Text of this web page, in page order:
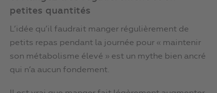
petites quantités
L’idée qu’il faudrait manger régulièrement de
petits repas pendant la journée pour « maintenir
son métabolisme élevé » est un mythe bien ancré
qui n’a aucun fondement.